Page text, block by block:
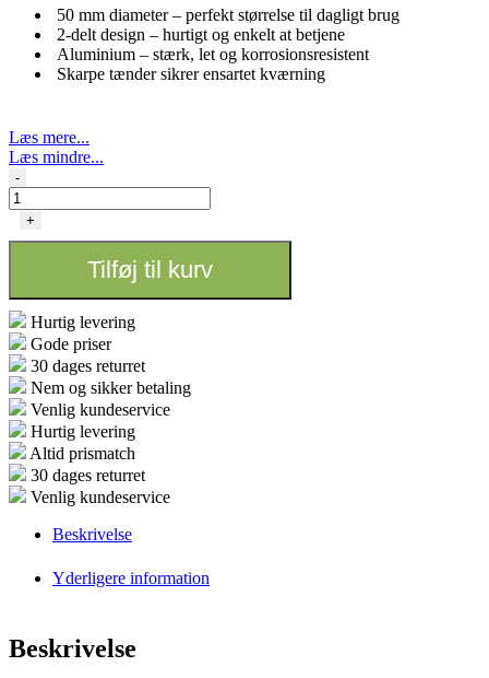
50 mm diameter – perfekt størrelse til dagligt brug
2-delt design – hurtigt og enkelt at betjene
Aluminium – stærk, let og korrosionsresistent
Skarpe tænder sikrer ensartet kværning
Læs mere...
Læs mindre...
Grinder
2-
delt
antal
-
+
Tilføj til kurv
Hurtig levering
Gode priser
30 dages returret
Nem og sikker betaling
Venlig kundeservice
Hurtig levering
Altid prismatch
30 dages returret
Venlig kundeservice
Beskrivelse
Yderligere information
Beskrivelse